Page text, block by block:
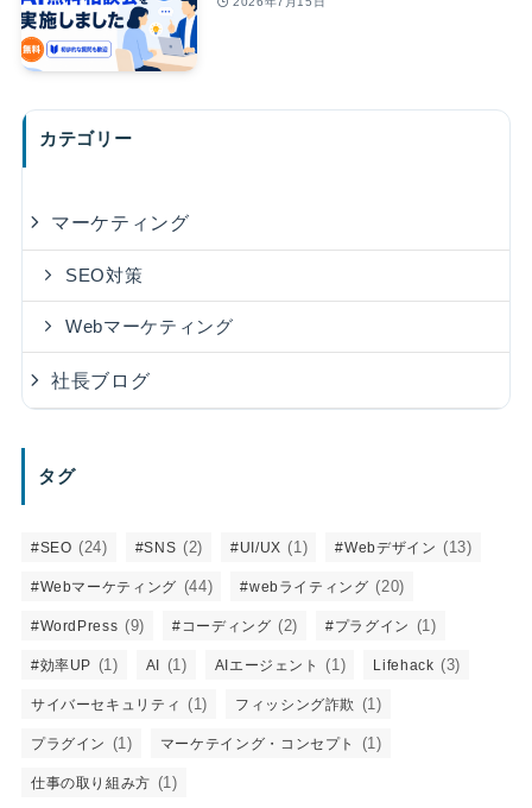
カテゴリー
マーケティング
SEO対策
Webマーケティング
社長ブログ
タグ
#SEO (24) #SNS (2) #UI/UX (1) #Webデザイン (13)
#Webマーケティング (44) #webライティング (20)
#WordPress (9) #コーディング (2) #プラグイン (1)
#効率UP (1) AI (1) AIエージェント (1) Lifehack (3)
サイバーセキュリティ (1) フィッシング詐欺 (1)
プラグイン (1) マーケテイング・コンセプト (1)
仕事の取り組み方 (1)